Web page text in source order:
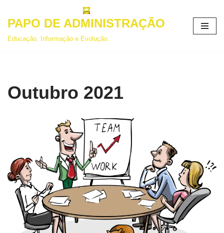
Pular
para
PAPO DE ADMINISTRAÇÃO
Educação, Informação e Evolução.
Outubro 2021